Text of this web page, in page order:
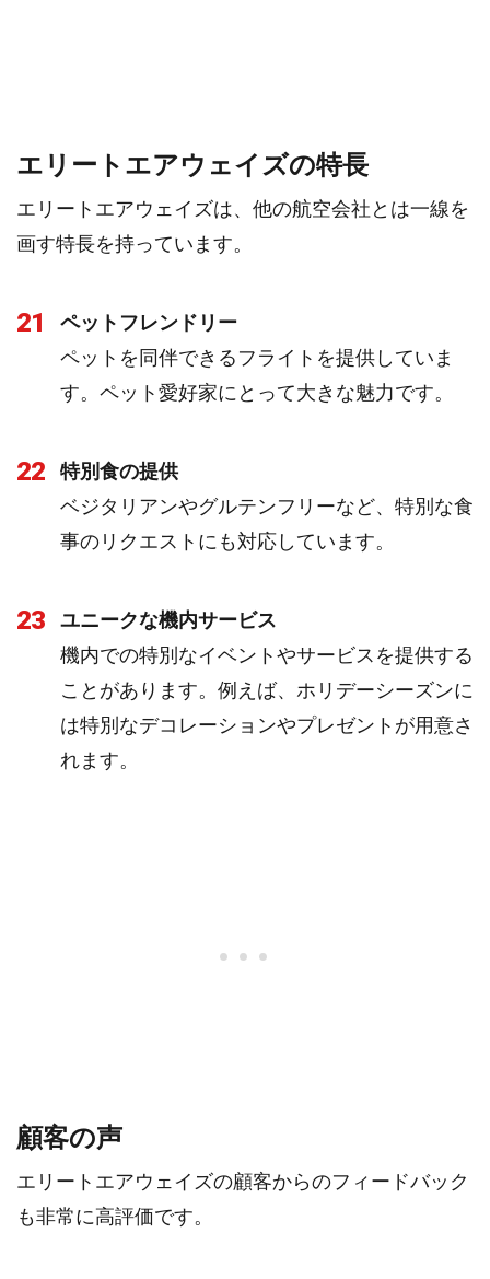
エリートエアウェイズの特長
エリートエアウェイズは、他の航空会社とは一線を
画す特長を持っています。
21
ペットフレンドリー
ペットを同伴できるフライトを提供していま
す。ペット愛好家にとって大きな魅力です。
22
特別食の提供
ベジタリアンやグルテンフリーなど、特別な食
事のリクエストにも対応しています。
23
ユニークな機内サービス
機内での特別なイベントやサービスを提供する
ことがあります。例えば、ホリデーシーズンに
は特別なデコレーションやプレゼントが用意さ
れます。
顧客の声
エリートエアウェイズの顧客からのフィードバック
も非常に高評価です。